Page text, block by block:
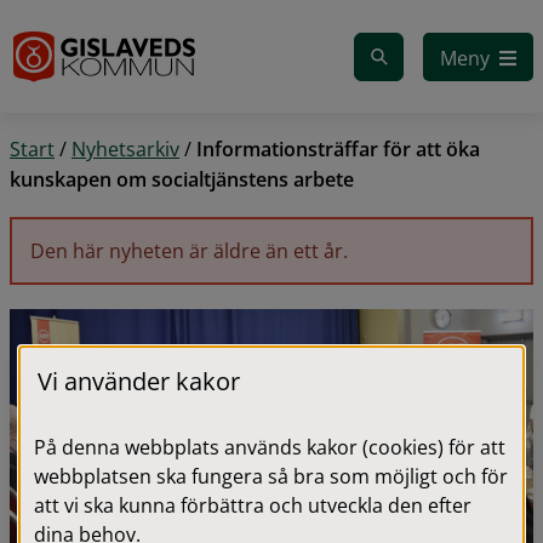
Meny
Start/ Nyhetsarkiv/ Informationsträffar för att öka
kunskapen om socialtjänstens arbete
Den här nyheten är äldre än ett år.
Vi använder kakor
På denna webbplats används kakor (cookies) för att
webbplatsen ska fungera så bra som möjligt och för
att vi ska kunna förbättra och utveckla den efter
dina behov.